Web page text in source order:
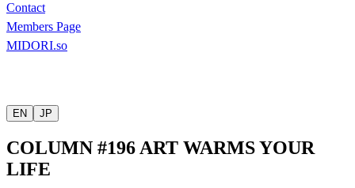
Contact
Members Page
MIDORI.so
EN JP
COLUMN #196 ART WARMS YOUR
LIFE